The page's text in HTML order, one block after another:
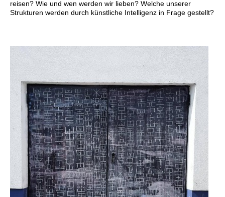
reisen? Wie und wen werden wir lieben? Welche unserer
Strukturen werden durch künstliche Intelligenz in Frage gestellt?